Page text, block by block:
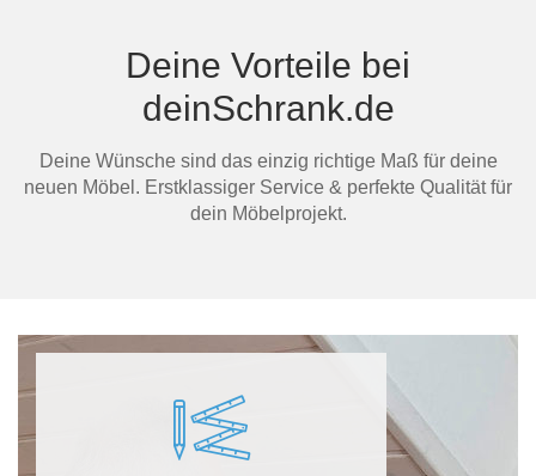
Deine Vorteile bei
deinSchrank.de
Deine Wünsche sind das einzig richtige Maß für deine
neuen Möbel. Erstklassiger Service & perfekte Qualität für
dein Möbelprojekt.